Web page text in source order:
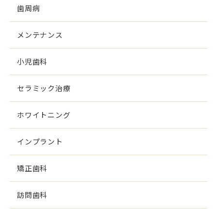
歯周病
メンテナンス
小児歯科
セラミック治療
ホワイトニング
インプラント
矯正歯科
訪問歯科